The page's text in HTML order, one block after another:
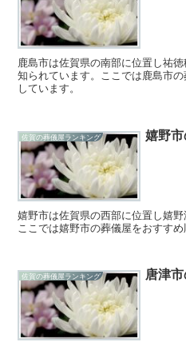
鹿島市は佐賀県の南部に位置し祐
知られています。ここでは鹿島市
しています。
佐賀の葬儀屋ランキング 嬉野
嬉野市は佐賀県の西部に位置し嬉
ここでは嬉野市の葬儀屋をおすす
佐賀の葬儀屋ランキング 唐津